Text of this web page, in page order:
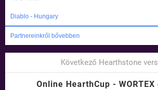
Diablo - Hungary
Partnereinkről bővebben
Következő Hearthstone
Online HearthCup -